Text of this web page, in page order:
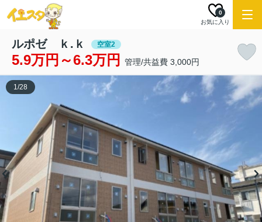
お気に入り
0
ルポゼ ｋ.ｋ 空室2
5.9万円～6.3万円 管理/共益費 3,000円
1/28